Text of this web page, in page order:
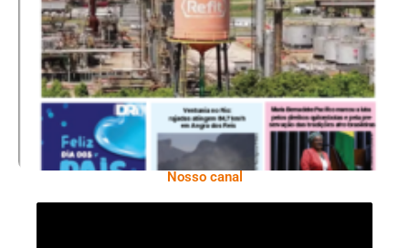
Ano X – Número 367 08 A 14 De Agosto De
2026
Nosso canal